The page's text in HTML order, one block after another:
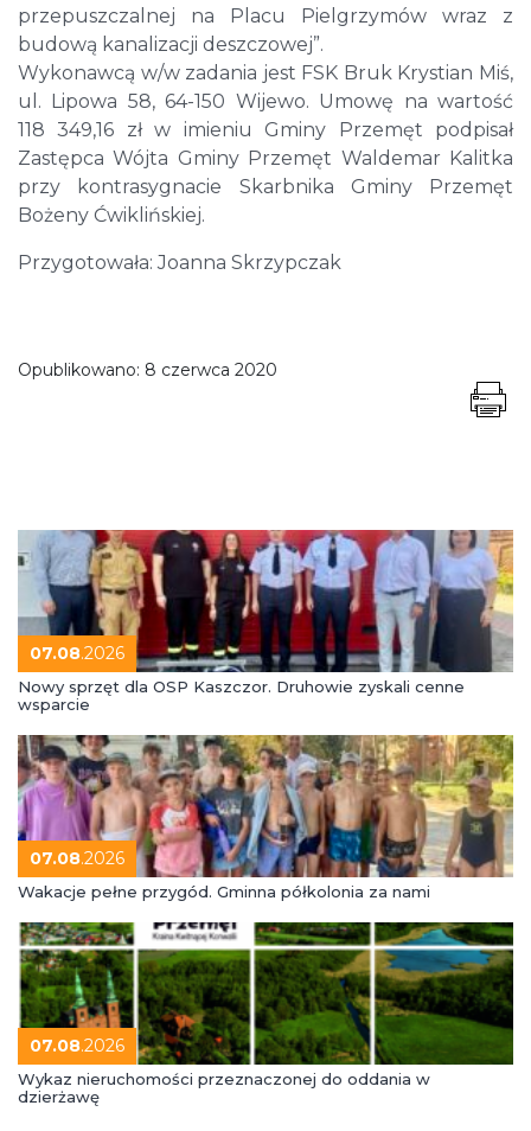
przepuszczalnej na Placu Pielgrzymów wraz z
budową kanalizacji deszczowej”.
Wykonawcą w/w zadania jest FSK Bruk Krystian Miś,
ul. Lipowa 58, 64-150 Wijewo. Umowę na wartość
118 349,16 zł w imieniu Gminy Przemęt podpisał
Zastępca Wójta Gminy Przemęt Waldemar Kalitka
przy kontrasygnacie Skarbnika Gminy Przemęt
Bożeny Ćwiklińskiej.
Przygotowała: Joanna Skrzypczak
Opublikowano: 8 czerwca 2020
07.08.2026
Nowy sprzęt dla OSP Kaszczor. Druhowie zyskali cenne
wsparcie
07.08.2026
Wakacje pełne przygód. Gminna półkolonia za nami
07.08.2026
Wykaz nieruchomości przeznaczonej do oddania w
dzierżawę